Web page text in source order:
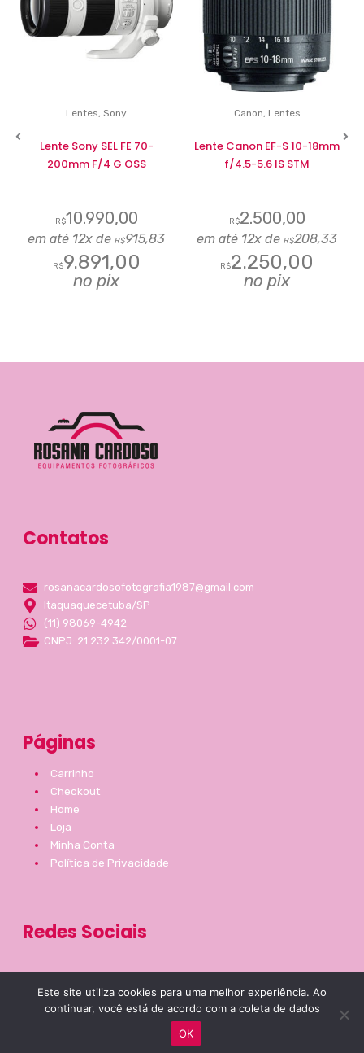
Lentes,Sony
Lente Sony SEL FE 70-
200mm F/4 G OSS
R$10.990,00
em até 12x deR$915,83
R$9.891,00
no pix
Canon, Lentes
Lente Canon EF-S 10-18mm
f/4.5-5.6 IS STM
R$2.500,00
em até 12x deR$208,33
R$2.250,00
no pix
Contatos
rosanacardosofotografia1987@gmail.com
Itaquaquecetuba/SP
(11) 98069-4942
CNPJ: 21.232.342/0001-07
Páginas
Carrinho
Checkout
Home
Loja
Minha Conta
Política de Privacidade
Redes Sociais
I
n
F
a
c
Este site utiliza cookies para uma melhor experiência. Ao
continuar, você está de acordo com a coleta de dados
OK